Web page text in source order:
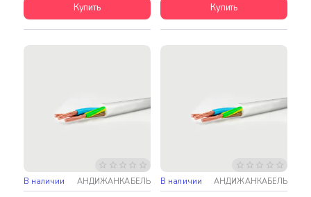
Купить Купить
Бестселлер
В наличии АНДИЖАНКАБЕЛЬ В наличии АНДИЖАНКАБЕЛЬ